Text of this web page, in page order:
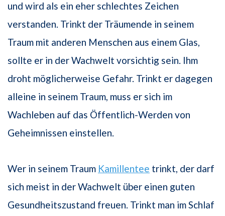
und wird als ein eher schlechtes Zeichen
verstanden. Trinkt der Träumende in seinem
Traum mit anderen Menschen aus einem Glas,
sollte er in der Wachwelt vorsichtig sein. Ihm
droht möglicherweise Gefahr. Trinkt er dagegen
alleine in seinem Traum, muss er sich im
Wachleben auf das Öffentlich-Werden von
Geheimnissen einstellen.
Wer in seinem Traum Kamillentee trinkt, der darf
sich meist in der Wachwelt über einen guten
Gesundheitszustand freuen. Trinkt man im Schlaf